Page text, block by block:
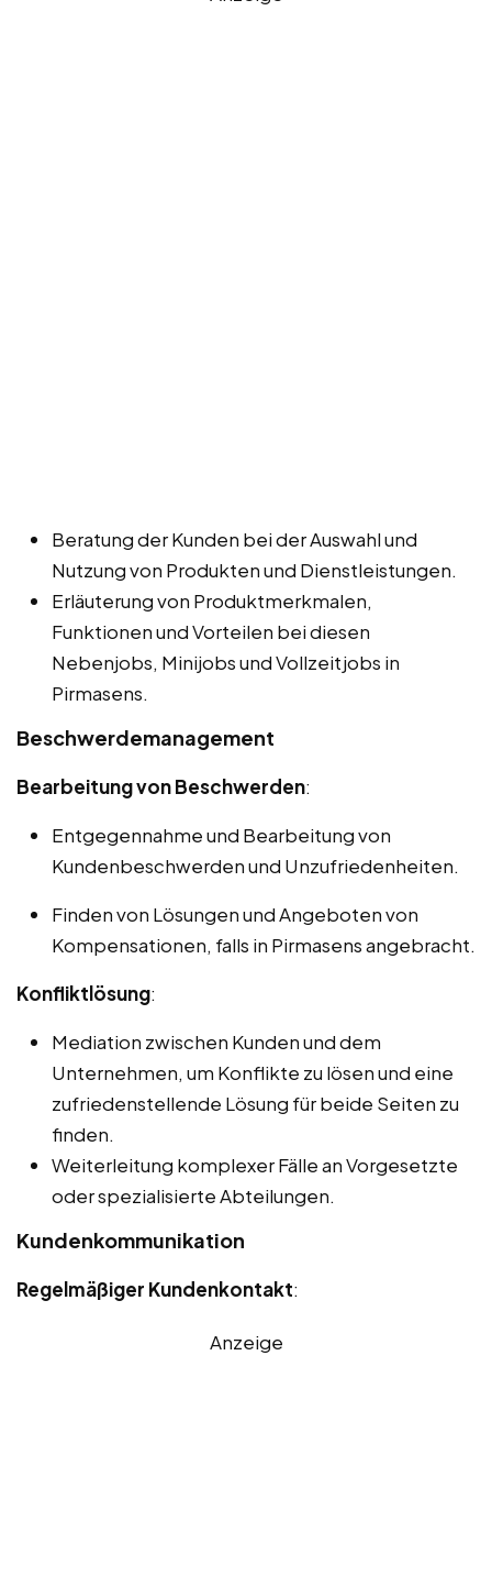
Beratung der Kunden bei der Auswahl und
Nutzung von Produkten und Dienstleistungen.
Erläuterung von Produktmerkmalen,
Funktionen und Vorteilen bei diesen
Nebenjobs, Minijobs und Vollzeitjobs in
Pirmasens.
Beschwerdemanagement
Bearbeitung von Beschwerden:
Entgegennahme und Bearbeitung von
Kundenbeschwerden und Unzufriedenheiten.
Finden von Lösungen und Angeboten von
Kompensationen, falls in Pirmasens angebracht.
Konfliktlösung:
Mediation zwischen Kunden und dem
Unternehmen, um Konflikte zu lösen und eine
zufriedenstellende Lösung für beide Seiten zu
finden.
Weiterleitung komplexer Fälle an Vorgesetzte
oder spezialisierte Abteilungen.
Kundenkommunikation
Regelmäßiger Kundenkontakt:
Anzeige